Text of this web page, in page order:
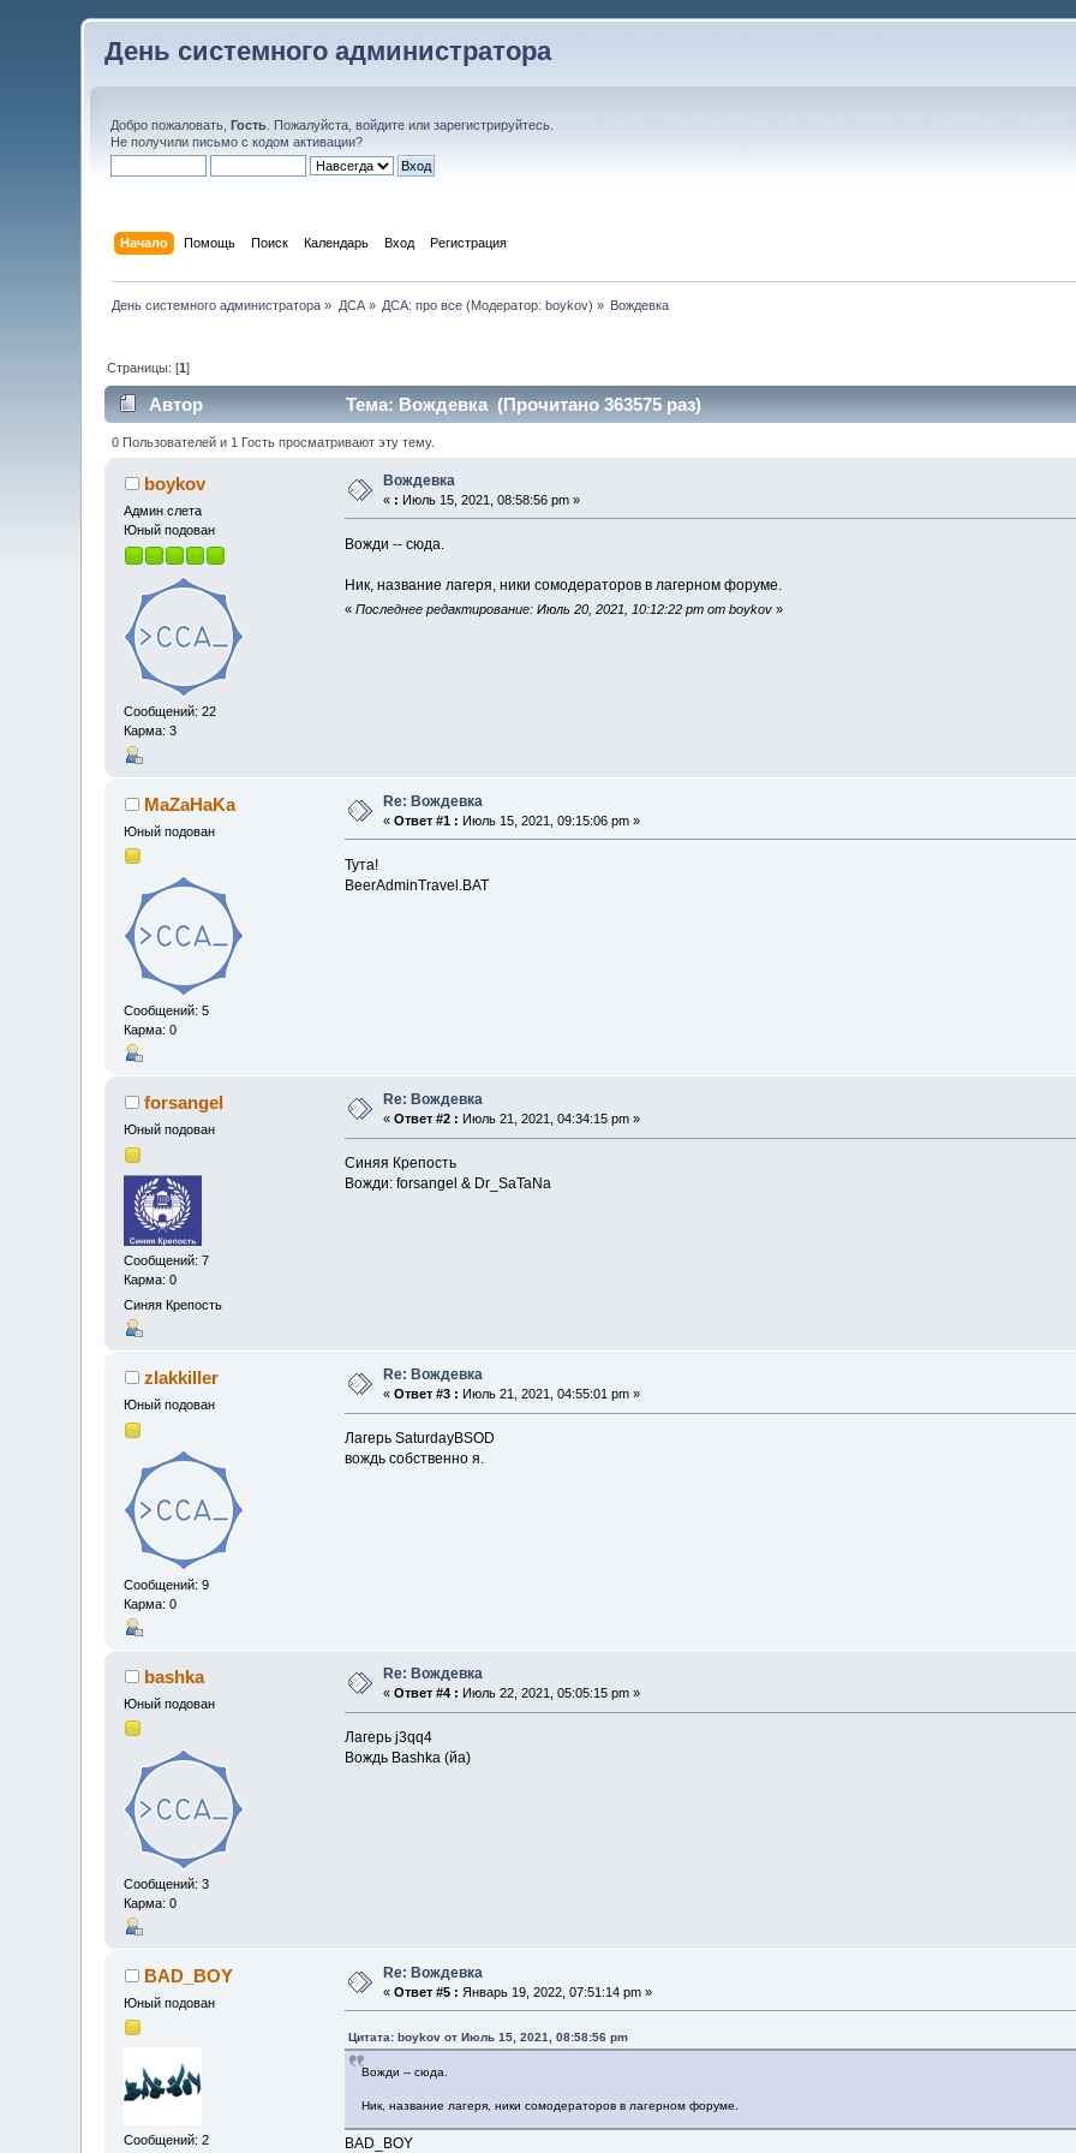
День системного администратора
Добро пожаловать,Гость . Пожалуйста,войдите илизарегистрируйтесь
Не получилиписьмо с кодом активации?
Начало Помощь Поиск Календарь Вход Регистрация
День системного администратора » ДСА» ДСА: про все (Модератор:boykov) » Вождевка
Страницы: [1]
Автор Тема: Вождевка (Прочитано 363575 раз)
0 Пользователей и 1 Гость просматривают эту тему.
boykov
Админ слета
Юный подован
Сообщений: 22
Карма: 3
Вождевка
« : Июль 15, 2021, 08:58:56 pm »
Вожди -- сюда.
Ник, название лагеря, ники сомодераторов в лагерном форуме.
« Последнее редактирование: Июль 20, 2021, 10:12:22 pm от boykov»
MaZaHaKa
Юный подован
Сообщений: 5
Карма: 0
Re: Вождевка
«Ответ #1 : Июль 15, 2021, 09:15:06 pm »
Тута!
BeerAdminTravel.BAT
forsangel
Юный подован
Сообщений: 7
Карма: 0
Синяя Крепость
Re: Вождевка
«Ответ #2 : Июль 21, 2021, 04:34:15 pm »
Синяя Крепость
Вожди: forsangel & Dr_SaTaNa
zlakkiller
Юный подован
Сообщений: 9
Карма: 0
Re: Вождевка
«Ответ #3 : Июль 21, 2021, 04:55:01 pm »
Лагерь SaturdayBSOD
вождь собственно я.
bashka
Юный подован
Сообщений: 3
Карма: 0
Re: Вождевка
«Ответ #4 : Июль 22, 2021, 05:05:15 pm »
Лагерь j3qq4
Вождь Bashka (йа)
BAD_BOY
Юный подован
Сообщений: 2
Re: Вождевка
«Ответ #5 : Январь 19, 2022, 07:51:14 pm »
Цитата: boykov от Июль 15, 2021, 08:58:56 pm
Вожди -- сюда.
Ник, название лагеря, ники сомодераторов в лагерном форуме.
BAD_BOY